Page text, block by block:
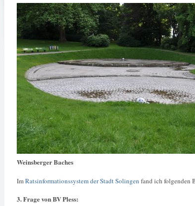
Weinsberger Baches
ImRatsinformationssystem der Stadt Solingen fand ich folgenden
3. Frage von BV Pless: